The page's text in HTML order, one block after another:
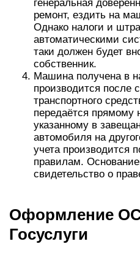
генеральная
ремонт, ездить на
Однако налоги и
автоматическими
таки должен будет
собственник.
Машина получена в
производится после
транспортного
передаётся прямому
указанному в
автомобиля на
учета производится
правилам.
свидетельство о
Оформление
Госуслуги